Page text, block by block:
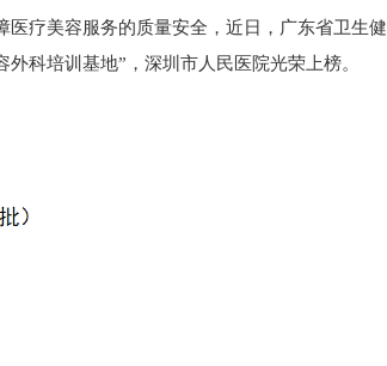
疗美容服务的质量安全，近日，广东省卫生健
科培训基地”，深圳市人民医院光荣上榜。